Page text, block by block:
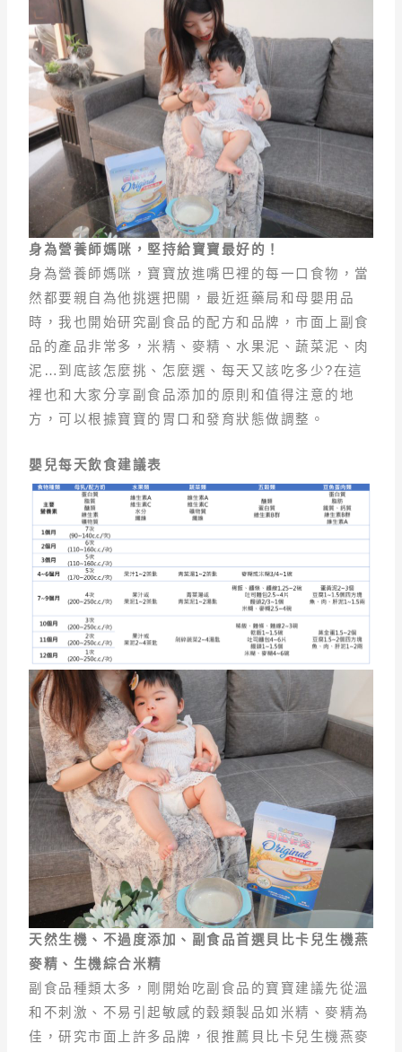
身為營養師媽咪，堅持給寶寶最好的！
身為營養師媽咪，寶寶放進嘴巴裡的每一口食物，當
然都要親自為他挑選把關，最近逛藥局和母嬰用品
時，我也開始研究副食品的配方和品牌，市面上副食
品的產品非常多，米精、麥精、水果泥、蔬菜泥、肉
泥…到底該怎麼挑、怎麼選、每天又該吃多少?在這
裡也和大家分享副食品添加的原則和值得注意的地
方，可以根據寶寶的胃口和發育狀態做調整。
嬰兒每天飲食建議表
天然生機、不過度添加、副食品首選貝比卡兒生機燕
麥精、生機綜合米精
副食品種類太多，剛開始吃副食品的寶寶建議先從溫
和不刺激、不易引起敏感的穀類製品如米精、麥精為
佳，研究市面上許多品牌，很推薦貝比卡兒生機燕麥